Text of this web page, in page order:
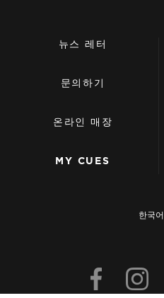
뉴스 레터
문의하기
온라인 매장
MY CUES
한국어